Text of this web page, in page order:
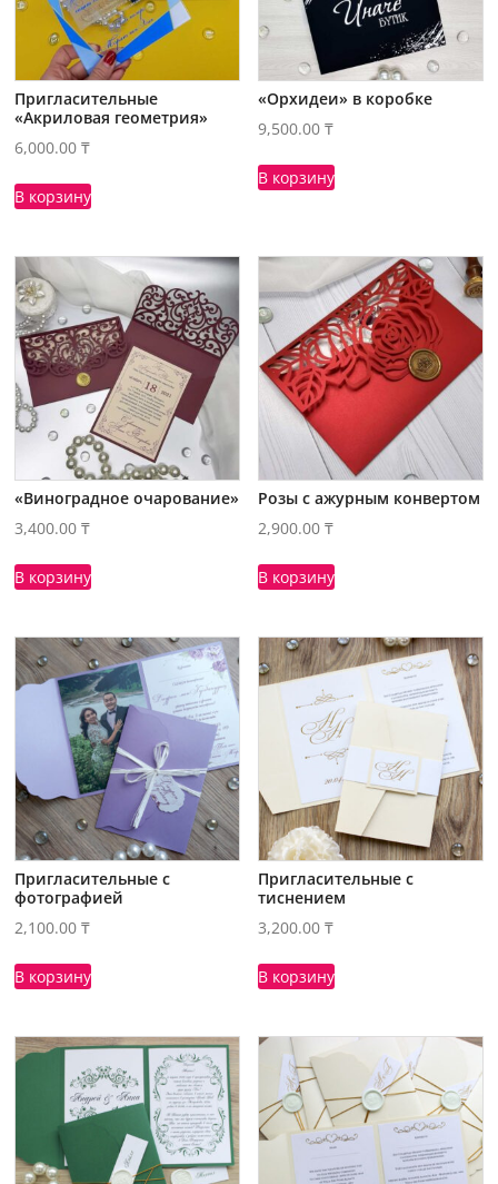
Пригласительные
«Акриловая геометрия»
6,000.00₸
В корзину
«Орхидеи» в коробке
9,500.00₸
В корзину
«Виноградное очарование»
3,400.00₸
В корзину
Розы с ажурным конвертом
2,900.00₸
В корзину
Пригласительные с
фотографией
2,100.00₸
В корзину
Пригласительные с
тиснением
3,200.00₸
В корзину